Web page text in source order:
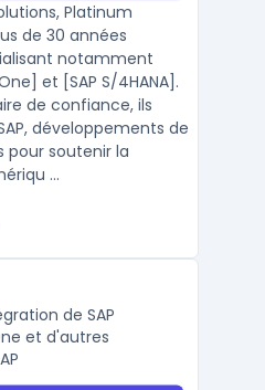
Platinum
de 30 années
notamment
et [SAP S/4HANA].
de confiance, ils
développements de
pour soutenir la
...
de SAP
et d'autres